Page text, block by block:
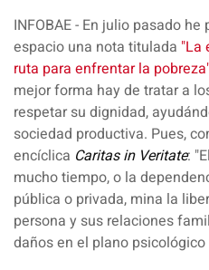
INFOBAE - En julio pasado
espacio una nota titulada "La
ruta para enfrentar la
mejor forma hay de tratar a
respetar su dignidad,
sociedad productiva. Pues,
encíclica Caritas in Veritate:
mucho tiempo, o la
pública o privada, mina la
persona y sus relaciones
daños en el plano